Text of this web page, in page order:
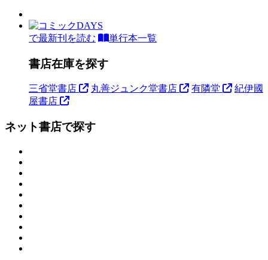
で最新刊を読む 単行本一覧
書店在庫を探す
三省堂書店 丸善ジュンク堂書店 有隣堂
紀伊國
屋書店
ネット書店で探す